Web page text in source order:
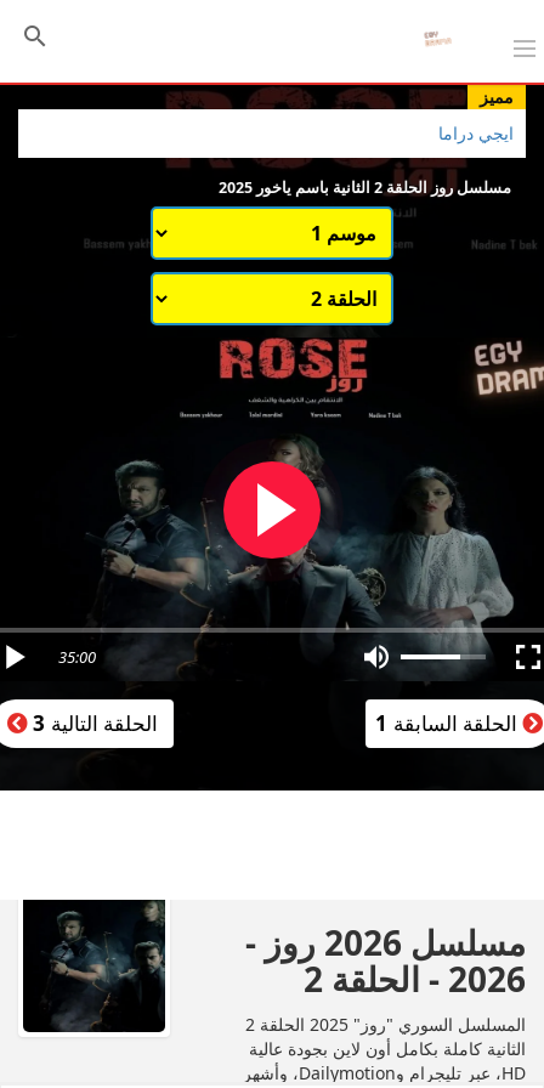
مميز
ايجي دراما
مسلسل روز الحلقة 2 الثانية باسم ياخور 2025
اختيار الموسم
قائمة حلقات الموسم 1
35:00
الحلقة السابقة 1 الحلقة التالية 3
مسلسل 2026 روز -
2026 - الحلقة 2
المسلسل السوري "روز" 2025 الحلقة 2
الثانية كاملة بكامل أون لاين بجودة عالية
HD، عبر تليجرام وDailymotion، وأشهر